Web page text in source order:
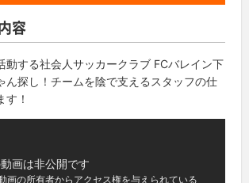
容
動する社会人サッカークラブ FCバレイン下
ん探し！ チームを陰で支えるスタッフの仕
す！